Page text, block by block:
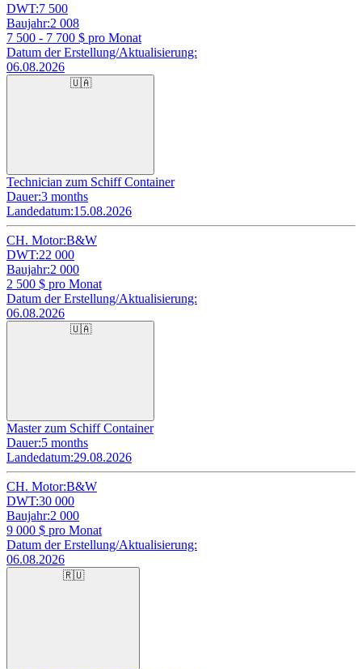
DWT:7 500
Baujahr:2 008
7 500 - 7 700 $ pro Monat
Datum der Erstellung/Aktualisierung:
06.08.2026
🇺🇦
Technician zum Schiff Container
Dauer:3 months
Landedatum:15.08.2026
CH. Motor:B&W
DWT:22 000
Baujahr:2 000
2 500 $ pro Monat
Datum der Erstellung/Aktualisierung:
06.08.2026
🇺🇦
Master zum Schiff Container
Dauer:5 months
Landedatum:29.08.2026
CH. Motor:B&W
DWT:30 000
Baujahr:2 000
9 000 $ pro Monat
Datum der Erstellung/Aktualisierung:
06.08.2026
🇷🇺